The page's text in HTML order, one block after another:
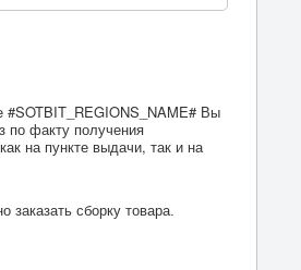
#SOTBIT_REGIONS_NAME# Вы
по факту получения
на пункте выдачи, так и на
заказать сборку товара.